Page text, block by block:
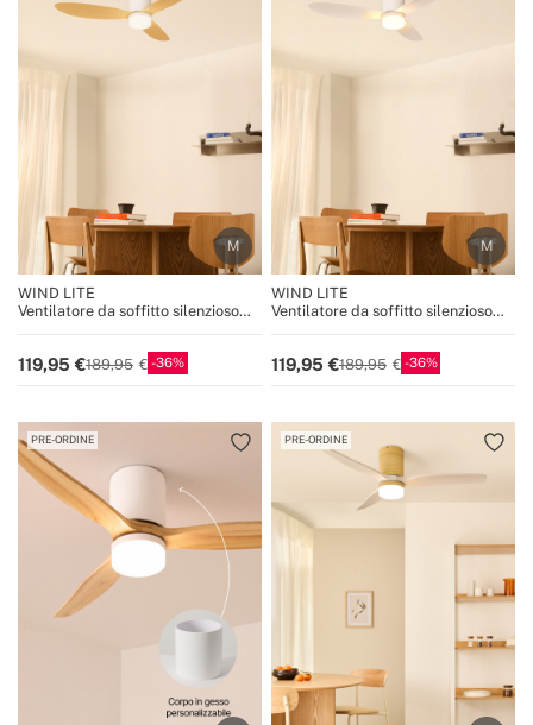
WIND LITE
Ventilatore da soffitto silenzioso
119,95 189,95 36
WIND LITE
Ventilatore da soffitto silenzioso
119,95 189,95 36
PRE-ORDINE PRE-ORDINE